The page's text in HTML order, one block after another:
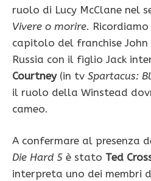
ruolo di Lucy McClane nel
Vivere o morire.
capitolo del franchise John
Russia con il figlio Jack
Courtney(in tv Spartacus:
il ruolo della Winstead
cameo.
A confermare al presenza
Die Hard 5 è stato Ted
interpreta uno dei membri